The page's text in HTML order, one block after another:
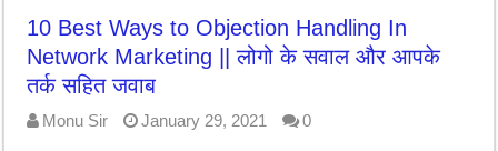
10 Best Ways to Objection Handling In
Network Marketing || लोगो के सवाल और आपके
तर्क सहित जवाब
Monu Sir January 29, 2021 0